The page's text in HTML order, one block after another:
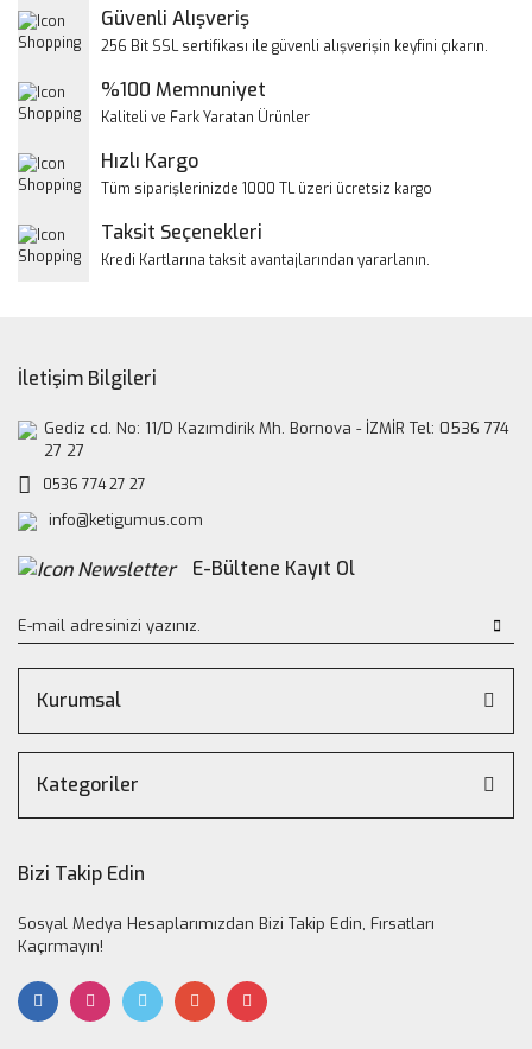
Yorum Yaz
Ürün resmi kalitesiz, bozuk veya görüntülenemiyor.
Ürün bilgilerinde hatalar bulunuyor.
Bu ürüne benzer farklı alternatifler olmalı.
Güvenli Alışveriş
256 Bit SSL sertifikası ile güvenli alışverişin keyfini çıkarın.
%100 Memnuniyet
Kaliteli ve Fark Yaratan Ürünler
Hızlı Kargo
Tüm siparişlerinizde 1000 TL üzeri ücretsiz kargo
Taksit Seçenekleri
Kredi Kartlarına taksit avantajlarından yararlanın.
İletişim Bilgileri
Gediz cd. No: 11/D Kazımdirik Mh. Bornova - İZMİR Tel: 0536 774
27 27
0536 774 27 27
info@ketigumus.com
E-Bültene Kayıt Ol
Kurumsal
Kategoriler
Bizi Takip Edin
Sosyal Medya Hesaplarımızdan Bizi Takip Edin, Fırsatları
Kaçırmayın!